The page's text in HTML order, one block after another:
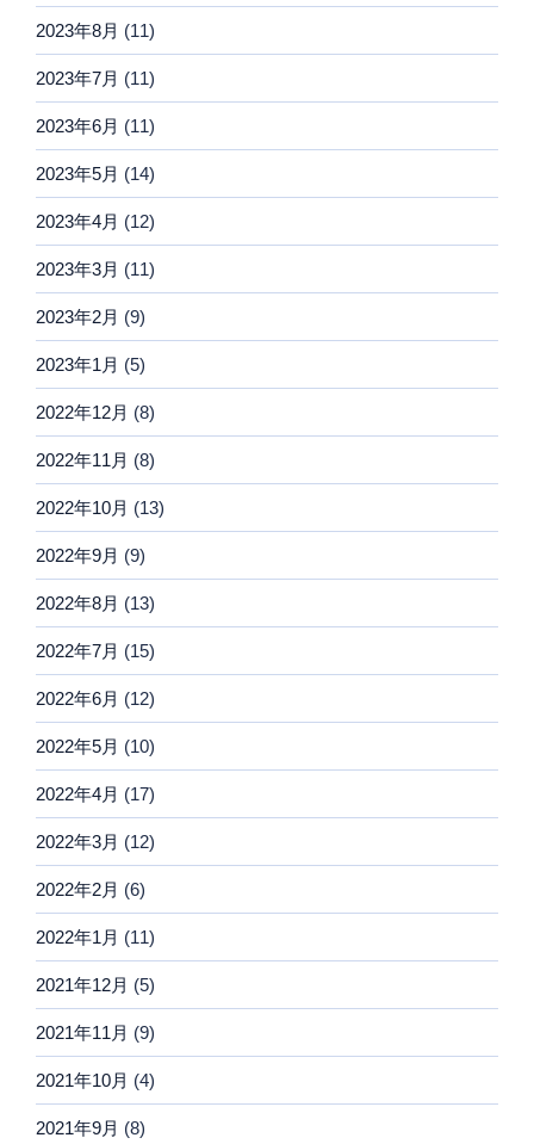
2023年8月 (11)
2023年7月 (11)
2023年6月 (11)
2023年5月 (14)
2023年4月 (12)
2023年3月 (11)
2023年2月 (9)
2023年1月 (5)
2022年12月 (8)
2022年11月 (8)
2022年10月 (13)
2022年9月 (9)
2022年8月 (13)
2022年7月 (15)
2022年6月 (12)
2022年5月 (10)
2022年4月 (17)
2022年3月 (12)
2022年2月 (6)
2022年1月 (11)
2021年12月 (5)
2021年11月 (9)
2021年10月 (4)
2021年9月 (8)